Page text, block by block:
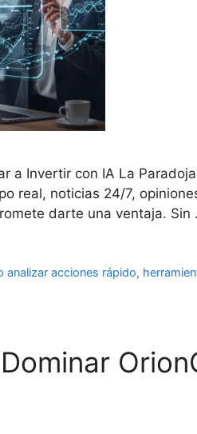
a Invertir con IA La
real, noticias 24/7,
darte una ventaja. Sin
analizar acciones rápido,